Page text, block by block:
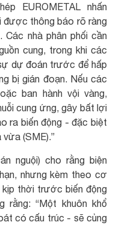
EUROMETAL nhấn
được thông báo rõ ràng
nhà phân phối cần
cung, trong khi các
dự đoán trước để hấp
bị gián đoạn. Nếu các
ban hành vội vàng,
cung ứng, gây bất lợi
ra biến động - đặc biệt
(SME).”
nguội) cho rằng biện
nhưng kèm theo cơ
kịp thời trước biến động
rằng: “Một khuôn khổ
có cấu trúc - sẽ củng